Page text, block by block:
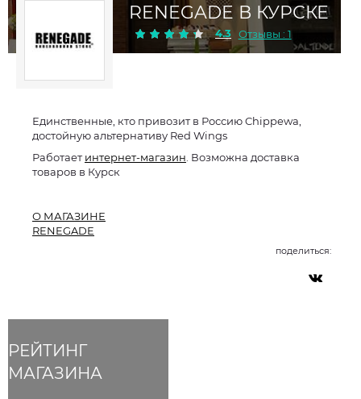
RENEGADE В КУРСКЕ
4.3 Отзывы : 1
РЕЙТИНГ
МАГАЗИНА
Единственные, кто привозит в Россию Chippewa,
достойную альтернативу Red Wings
Работаетинтернет-магазин . Возможна доставка
товаров в Курск
О МАГАЗИНЕ
RENEGADE
поделиться: